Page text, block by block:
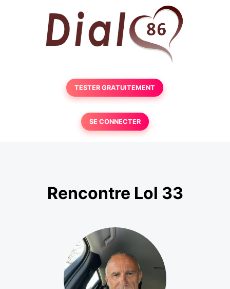
TESTER GRATUITEMENT
SE CONNECTER
Rencontre Lol 33